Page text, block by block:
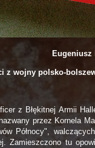
Eugeniusz
z wojny polsko-
z Błękitnej Armii
przez Kornela
Północy",
Zamieszczono tu